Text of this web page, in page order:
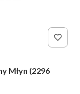
Młyn (2296